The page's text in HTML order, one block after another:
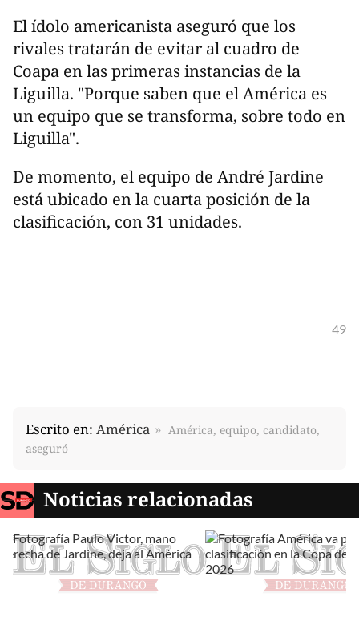
El ídolo americanista aseguró que los
rivales tratarán de evitar al cuadro de
Coapa en las primeras instancias de la
Liguilla. "Porque saben que el América es
un equipo que se transforma, sobre todo en
Liguilla".
De momento, el equipo de André Jardine
está ubicado en la cuarta posición de la
clasificación, con 31 unidades.
49
Escrito en: América
América, equipo, candidato,
aseguró
Noticias relacionadas